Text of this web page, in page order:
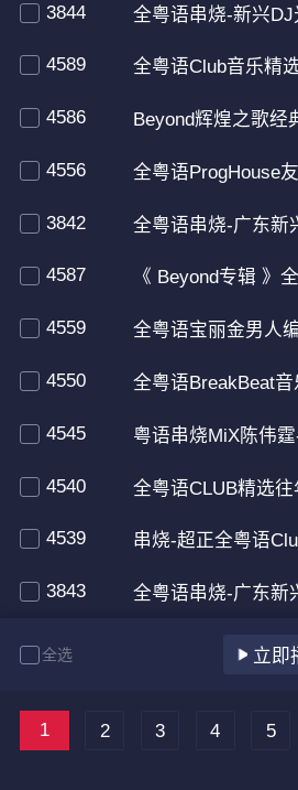
3844 全粤语串烧-新兴DJ光头-2020宝丽
4589 全粤语Club音乐精选谭校长
4586 Beyond辉煌之歌经典回顾全粤
4556 全粤语ProgHouse友
3842 全粤语串烧-广东新兴DJ光头-旋律超
4587 《 Beyond专辑 》全粤语House音乐
4559 全粤语宝丽金男人编
4550 全粤语BreakBeat音乐
4545 粤语串烧MiX陈伟霆-有借有还《
4540 全粤语CLUB精选往年流行港台女
4539 串烧-超正全粤语Club音乐
3843 全粤语串烧-广东新兴DJ光头-旋律超
全选 立即
1 2 3 4 5